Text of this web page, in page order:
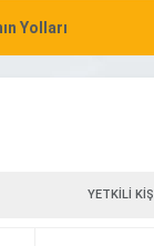
Yolları
YETKİLİ KİŞİ